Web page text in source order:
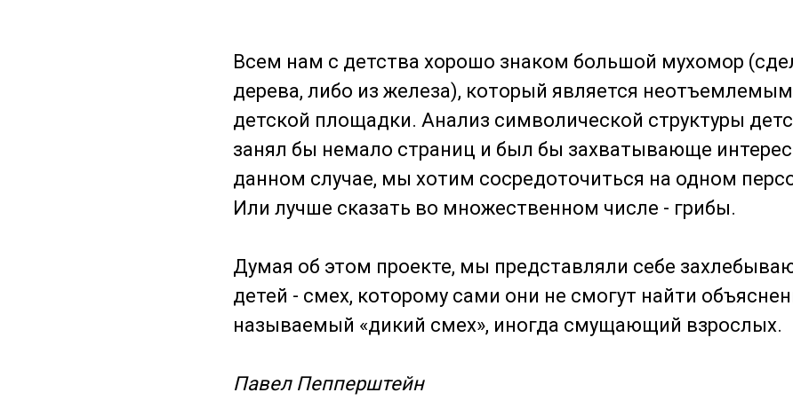
Всем нам с детства хорошо знаком большой мухомор
дерева, либо из железа), который является
детской площадки. Анализ символической структуры
занял бы немало страниц и был бы захватывающе
данном случае, мы хотим сосредоточиться на одном
Или лучше сказать во множественном числе - грибы.
Думая об этом проекте, мы представляли себе
детей - смех, которому сами они не смогут найти
называемый «дикий смех», иногда смущающий взрослых.
Павел Пепперштейн